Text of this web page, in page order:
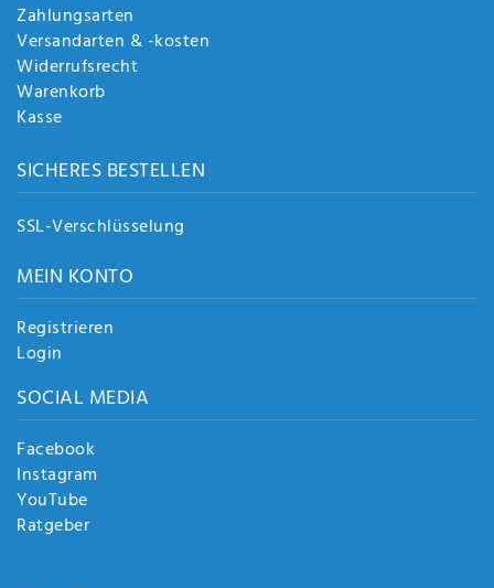
Zahlungsarten
Versandarten & -kosten
Widerrufsrecht
Warenkorb
Kasse
SICHERES BESTELLEN
SSL-Verschlüsselung
MEIN KONTO
Registrieren
Login
SOCIAL MEDIA
Facebook
Instagram
YouTube
Ratgeber